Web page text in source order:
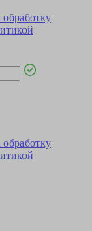
обработку
обработку